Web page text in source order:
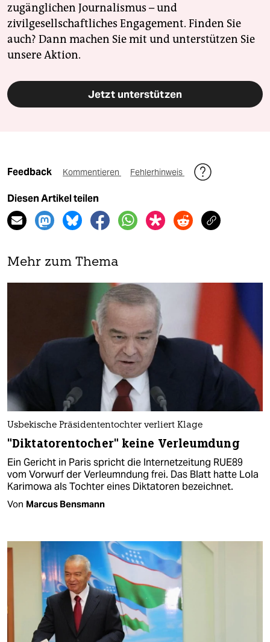
zugänglichen Journalismus – und
zivilgesellschaftliches Engagement. Finden Sie
auch? Dann machen Sie mit und unterstützen Sie
unsere Aktion.
Jetzt unterstützen
Feedback Kommentieren Fehlerhinweis
Diesen Artikel teilen
Mehr zum Thema
Usbekische Präsidententochter verliert Klage
"Diktatorentocher" keine Verleumdung
Ein Gericht in Paris spricht die Internetzeitung RUE89
vom Vorwurf der Verleumndung frei. Das Blatt hatte Lola
Karimowa als Tochter eines Diktatoren bezeichnet.
Von Marcus Bensmann